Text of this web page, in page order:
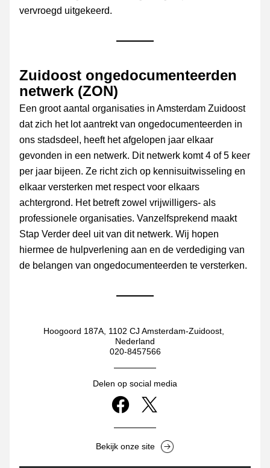
vervroegd uitgekeerd.
Zuidoost ongedocumenteerden
netwerk (ZON)
Een groot aantal organisaties in Amsterdam Zuidoost
dat zich het lot aantrekt van ongedocumenteerden in
ons stadsdeel, heeft het afgelopen jaar elkaar
gevonden in een netwerk. Dit netwerk komt 4 of 5 keer
per jaar bijeen. Ze richt zich op kennisuitwisseling en
elkaar versterken met respect voor elkaars
achtergrond. Het betreft zowel vrijwilligers- als
professionele organisaties. Vanzelfsprekend maakt
Stap Verder deel uit van dit netwerk. Wij hopen
hiermee de hulpverlening aan en de verdediging van
de belangen van ongedocumenteerden te versterken.
Hoogoord 187A, 1102 CJ Amsterdam-Zuidoost,
Nederland
020-8457566
Delen op social media
Bekijk onze site